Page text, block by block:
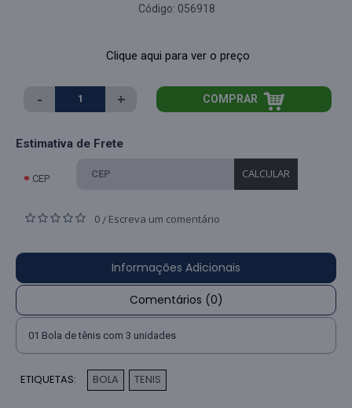
Código: 056918
Clique aqui para ver o preço
- + COMPRAR
Estimativa de Frete
CEP CALCULAR
0 / Escreva um comentário
Informações Adicionais
Comentários (0)
01 Bola de tênis com 3 unidades
ETIQUETAS: BOLA TENIS